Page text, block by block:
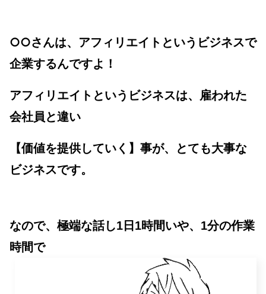
○○さんは、アフィリエイトというビジネスで
企業するんですよ！
アフィリエイトというビジネスは、 雇われた
会社員と違い
【価値を提供していく】事が、とても大事な
ビジネスです。
なので、極端な話し1日1時間いや、1分の作業
時間で